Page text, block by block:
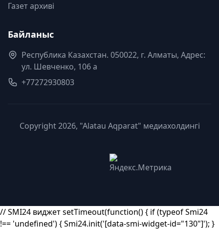
Газет архиві
Байланыс
Республика Казахстан. 050022, г. Алматы, Адрес:
ул. Шевченко, 106 а
+77272930803
Copyright 2026, "Alatau Aqparat" медиахолдингі
// SMI24 виджет setTimeout(function() { if (typeof Smi24
!== 'undefined') { Smi24.init('[data-smi-widget-id="130"]'); }